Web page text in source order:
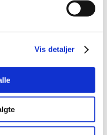
Vis detaljer